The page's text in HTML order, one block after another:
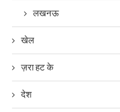
लखनऊ
खेल
ज़रा हट के
देश